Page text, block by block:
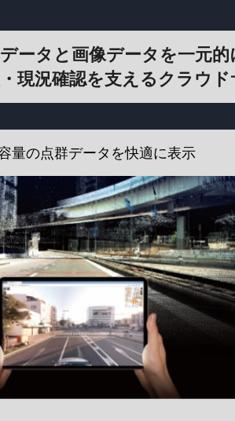
ータと画像データを一元的
現況確認を支えるクラウド
量の点群データを快適に表示